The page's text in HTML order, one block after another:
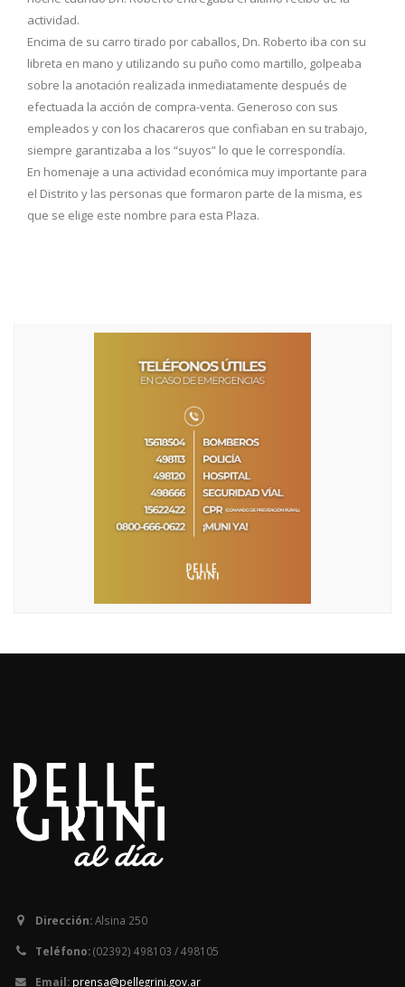
actividad.
Encima de su carro tirado por caballos, Dn. Roberto iba con su
libreta en mano y utilizando su puño como martillo, golpeaba
sobre la anotación realizada inmediatamente después de
efectuada la acción de compra-venta. Generoso con sus
empleados y con los chacareros que confiaban en su trabajo,
siempre garantizaba a los “suyos” lo que le correspondía.
En homenaje a una actividad económica muy importante para
el Distrito y las personas que formaron parte de la misma, es
que se elige este nombre para esta Plaza.
Dirección:Alsina 250
Teléfono:(02392) 498103 / 498105
Email: prensa@pellegrini.gov.ar